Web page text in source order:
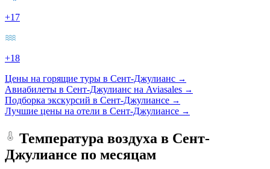
+17
+18
Цены на горящие туры в Сент-Джулианс →
Авиабилеты в Сент-Джулианс на Aviasales →
Подборка экскурсий в Сент-Джулиансе →
Лучшие цены на отели в Сент-Джулиансе →
Температура воздуха в Сент-
Джулиансе по месяцам